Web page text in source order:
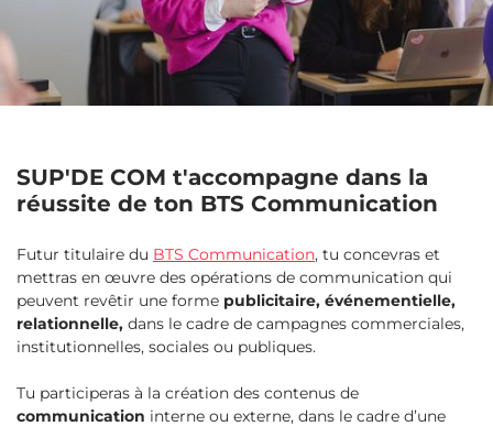
pédagogiques adaptés et des entraînements aux épreuves.
SUP'DE COM t'accompagne dans la
réussite de ton BTS Communication
Futur titulaire du BTS Communication, tu concevras et
mettras en œuvre des opérations de communication qui
peuvent revêtir une forme publicitaire, événementielle,
relationnelle, dans le cadre de campagnes commerciales,
institutionnelles, sociales ou publiques.
Tu participeras à la création des contenus de
communication interne ou externe, dans le cadre d’une